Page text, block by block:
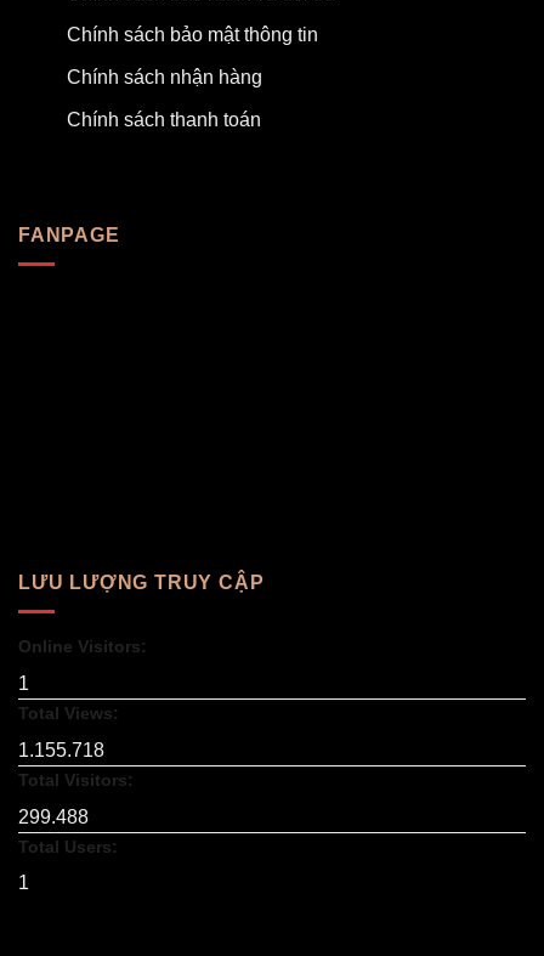
Chính sách bảo mật thông tin
Chính sách nhận hàng
Chính sách thanh toán
FANPAGE
LƯU LƯỢNG TRUY CẬP
Online Visitors:
1
Total Views:
1.155.718
Total Visitors:
299.488
Total Users:
1